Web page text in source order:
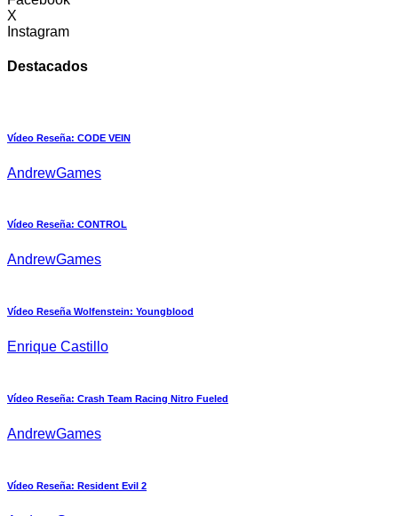
X
Instagram
Destacados
Vídeo Reseña: CODE VEIN
AndrewGames
Vídeo Reseña: CONTROL
AndrewGames
Vídeo Reseña Wolfenstein: Youngblood
Enrique Castillo
Vídeo Reseña: Crash Team Racing Nitro Fueled
AndrewGames
Vídeo Reseña: Resident Evil 2